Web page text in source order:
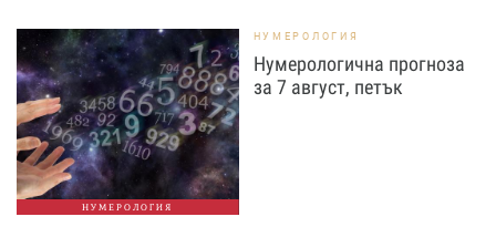
НУМЕРОЛОГИЯ
НУМЕРОЛОГИЯ
Нумерологична прогноза
за 7 август, петък